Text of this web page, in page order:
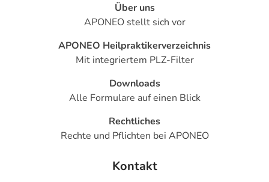
Über uns
APONEO stellt sich vor
APONEO Heilpraktikerverzeichnis
Mit integriertem PLZ-Filter
Downloads
Alle Formulare auf einen Blick
Rechtliches
Rechte und Pflichten bei APONEO
Kontakt